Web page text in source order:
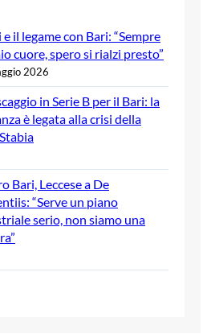
e il legame con Bari: “Sempre
cuore, spero si rialzi presto”
2026
in Serie B per il Bari: la
è legata alla crisi della
Bari, Leccese a De
“Serve un piano
serio, non siamo una